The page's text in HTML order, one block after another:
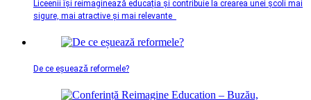
Liceenii își reimaginează educația și contribuie la crearea unei școli mai
sigure, mai atractive și mai relevante
De ce eșuează reformele?